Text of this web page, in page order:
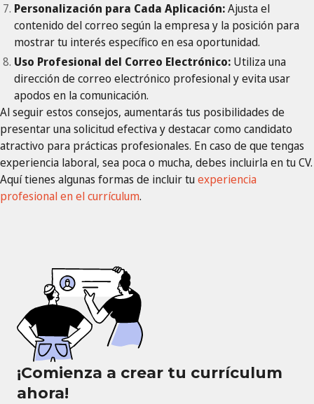
Personalización para Cada Aplicación:Ajusta el
contenido del correo según la empresa y la posición para
mostrar tu interés específico en esa oportunidad.
Uso Profesional del Correo Electrónico: Utiliza una
dirección de correo electrónico profesional y evita usar
apodos en la comunicación.
Al seguir estos consejos, aumentarás tus posibilidades de
presentar una solicitud efectiva y destacar como candidato
atractivo para prácticas profesionales. En caso de que tengas
experiencia laboral, sea poca o mucha, debes incluirla en tu CV.
Aquí tienes algunas formas de incluir tuexperiencia
profesional en el currículum.
¡Comienza a crear tu currículum
ahora!